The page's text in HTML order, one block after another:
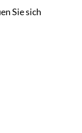
Sie sich